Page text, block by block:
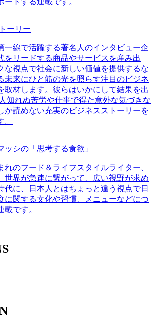
ーリー
一線で活躍する著名人のインタビュー企
をリードする商品やサービスを産み出
な視点で社会に新しい価値を提供するな
未来にひと筋の光を照らす注目のビジネ
取材します。彼らはいかにして結果を出
知れぬ苦労や仕事で得た意外な気づきな
か読めない充実のビジネスストーリーを
。
ッシの「思考する食欲」
れのフード＆ライフスタイルライター、
世界が急速に繋がって、広い視野が求め
代に、日本人とはちょっと違う視点で日
に関する文化や習慣、メニューなどにつ
載です。